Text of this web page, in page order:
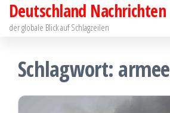
Zum
Inhalt
Deutschland Nachrichten
der globale Blick auf Schlagzeilen
Schlagwort: armee